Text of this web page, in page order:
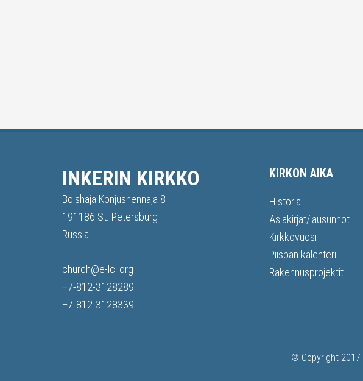
INKERIN KIRKKO
Bolshaja Konjushennaja 8
191186 St. Petersburg
Russia
church@e-lci.org
+7-812-3128289
+7-812-3128339
KIRKON AIKA
Historia
Asiakirjat/lausunnot
Kirkkovuosi
Piispan kalenteri
Rakennusprojektit
© Copyright 2017